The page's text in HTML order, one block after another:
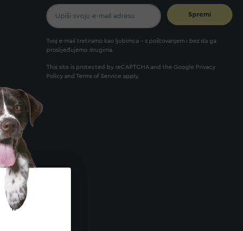
Spremi
Tvoj e-mail tretiramo kao ljubimca - s poštovanjem i bez da ga
proslijeđujemo drugima.
This site is protected by reCAPTCHA and the Google Privacy
Policy and Terms of Service apply.